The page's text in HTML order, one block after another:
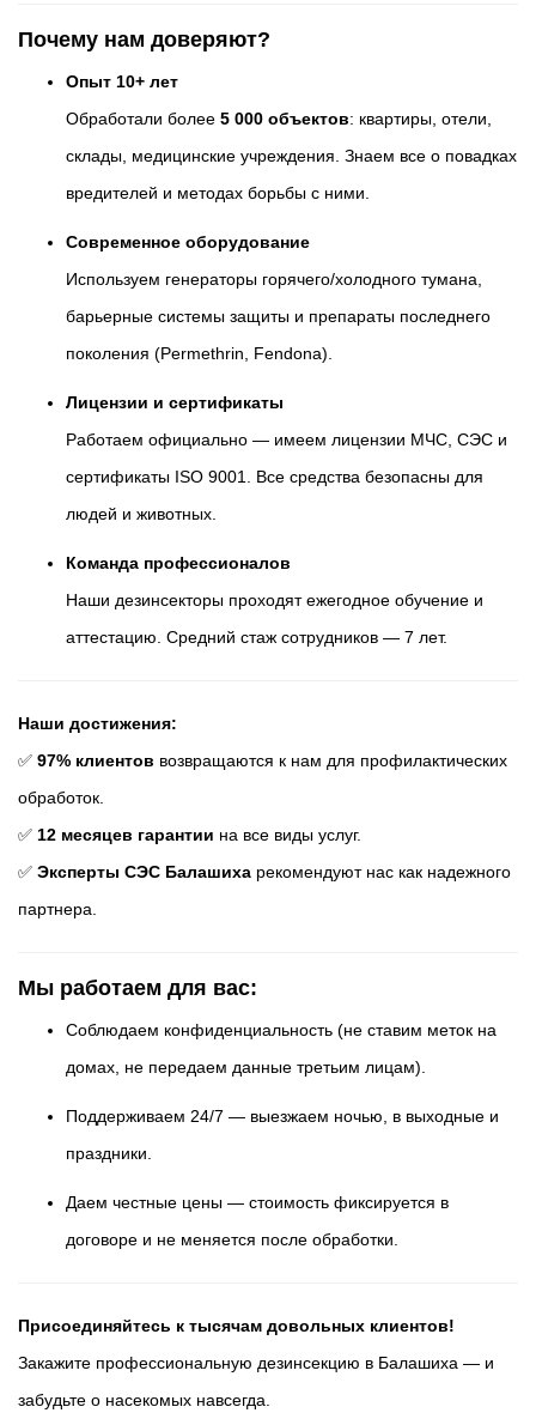
Почему нам доверяют?
Опыт 10+ лет
Обработали более 5 000 объектов: квартиры, отели,
склады, медицинские учреждения. Знаем все о повадках
вредителей и методах борьбы с ними.
Современное оборудование
Используем генераторы горячего/холодного тумана,
барьерные системы защиты и препараты последнего
поколения (Permethrin, Fendona).
Лицензии и сертификаты
Работаем официально — имеем лицензии МЧС, СЭС и
сертификаты ISO 9001. Все средства безопасны для
людей и животных.
Команда профессионалов
Наши дезинсекторы проходят ежегодное обучение и
аттестацию. Средний стаж сотрудников — 7 лет.
Наши достижения:
✅ 97% клиентов возвращаются к нам для профилактических
обработок.
✅ 12 месяцев гарантии на все виды услуг.
✅ Эксперты СЭС Балашиха рекомендуют нас как надежного
партнера.
Мы работаем для вас:
Соблюдаем конфиденциальность (не ставим меток на
домах, не передаем данные третьим лицам).
Поддерживаем 24/7 — выезжаем ночью, в выходные и
праздники.
Даем честные цены — стоимость фиксируется в
договоре и не меняется после обработки.
Присоединяйтесь к тысячам довольных клиентов!
Закажите профессиональную дезинсекцию в Балашиха — и
забудьте о насекомых навсегда.